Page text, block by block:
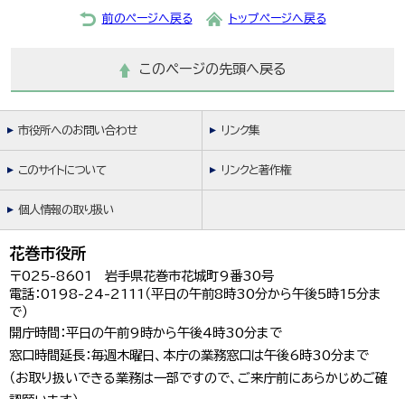
前のページへ戻る トップページへ戻る
このページの先頭へ戻る
市役所へのお問い合わせ リンク集
このサイトについて リンクと著作権
個人情報の取り扱い
花巻市役所
〒025-8601 岩手県花巻市花城町9番30号
電話：0198-24-2111（平日の午前8時30分から午後5時15分ま
で）
開庁時間：平日の午前9時から午後4時30分まで
窓口時間延長：毎週木曜日、本庁の業務窓口は午後6時30分まで
（お取り扱いできる業務は一部ですので、ご来庁前にあらかじめご確